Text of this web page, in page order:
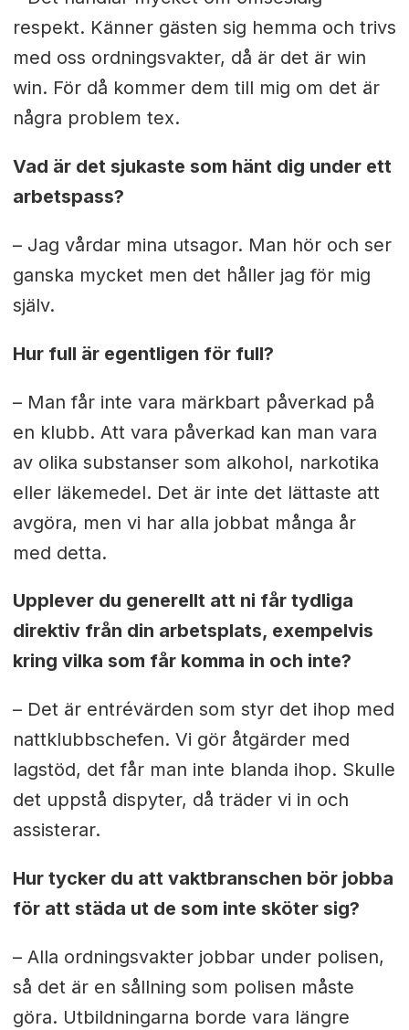
respekt. Känner gästen sig hemma och trivs
med oss ordningsvakter, då är det är win
win. För då kommer dem till mig om det är
några problem tex.
Vad är det sjukaste som hänt dig under ett
arbetspass?
– Jag vårdar mina utsagor. Man hör och ser
ganska mycket men det håller jag för mig
själv.
Hur full är egentligen för full?
– Man får inte vara märkbart påverkad på
en klubb. Att vara påverkad kan man vara
av olika substanser som alkohol, narkotika
eller läkemedel. Det är inte det lättaste att
avgöra, men vi har alla jobbat många år
med detta.
Upplever du generellt att ni får tydliga
direktiv från din arbetsplats, exempelvis
kring vilka som får komma in och inte?
– Det är entrévärden som styr det ihop med
nattklubbschefen. Vi gör åtgärder med
lagstöd, det får man inte blanda ihop. Skulle
det uppstå dispyter, då träder vi in och
assisterar.
Hur tycker du att vaktbranschen bör jobba
för att städa ut de som inte sköter sig?
– Alla ordningsvakter jobbar under polisen,
så det är en sållning som polisen måste
göra. Utbildningarna borde vara längre